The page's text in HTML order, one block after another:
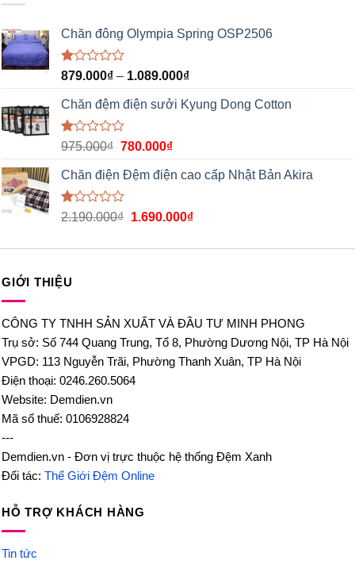
Chăn đông Olympia Spring OSP2506
Được
hạng
1.00
5
879.000₫ – 1.089.000₫
Chăn đệm điện sưởi Kyung Dong Cotton
Được
hạng
1.00
5
975.000₫ 780.000₫
Chăn điện Đệm điện cao cấp Nhật Bản Akira
Được
1.00
sao
2.190.000₫ 1.690.000₫
GIỚI THIỆU
CÔNG TY TNHH SẢN XUẤT VÀ ĐẦU TƯ MINH PHONG
Trụ sở: Số 744 Quang Trung, Tổ 8, Phường Dương Nội, TP Hà Nội
VPGD: 113 Nguyễn Trãi, Phường Thanh Xuân, TP Hà Nội
Điện thoại: 0246.260.5064
Website: Demdien.vn
Mã số thuế: 0106928824
---
Demdien.vn - Đơn vị trực thuộc hệ thống Đệm Xanh
Đối tác: Thế Giới Đệm Online
HỖ TRỢ KHÁCH HÀNG
Tin tức